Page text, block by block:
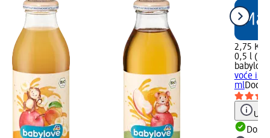
2,75 KM
0,5 l
babylove
voće i
ml